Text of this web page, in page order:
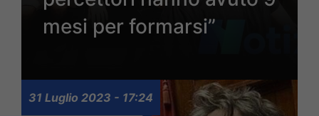
mesi per formarsi”
31 Luglio 2023 - 17:24